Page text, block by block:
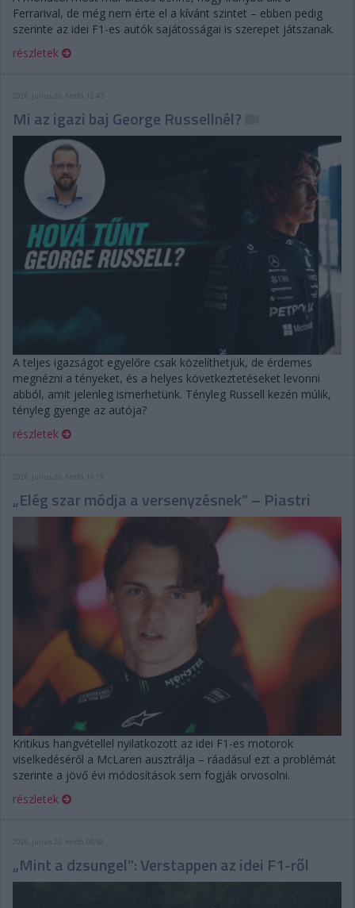
Ferrarival, de még nem érte el a kívánt szintet – ebben pedig
szerinte az idei F1-es autók sajátosságai is szerepet játszanak.
részletek
2026. július 20. hétfő, 12:43
Mi az igazi baj George Russellnél?
A teljes igazságot egyelőre csak közelíthetjük, de érdemes
megnézni a tényeket, és a helyes következtetéseket levonni
abból, amit jelenleg ismerhetünk. Tényleg Russell kezén múlik,
tényleg gyenge az autója?
részletek
2026. július 20. hétfő, 10:19
„Elég szar módja a versenyzésnek” – Piastri
Kritikus hangvétellel nyilatkozott az idei F1-es motorok
viselkedéséről a McLaren ausztrálja – ráadásul ezt a problémát
szerinte a jövő évi módosítások sem fogják orvosolni.
részletek
2026. július 20. hétfő, 08:50
„Mint a dzsungel”: Verstappen az idei F1-ről